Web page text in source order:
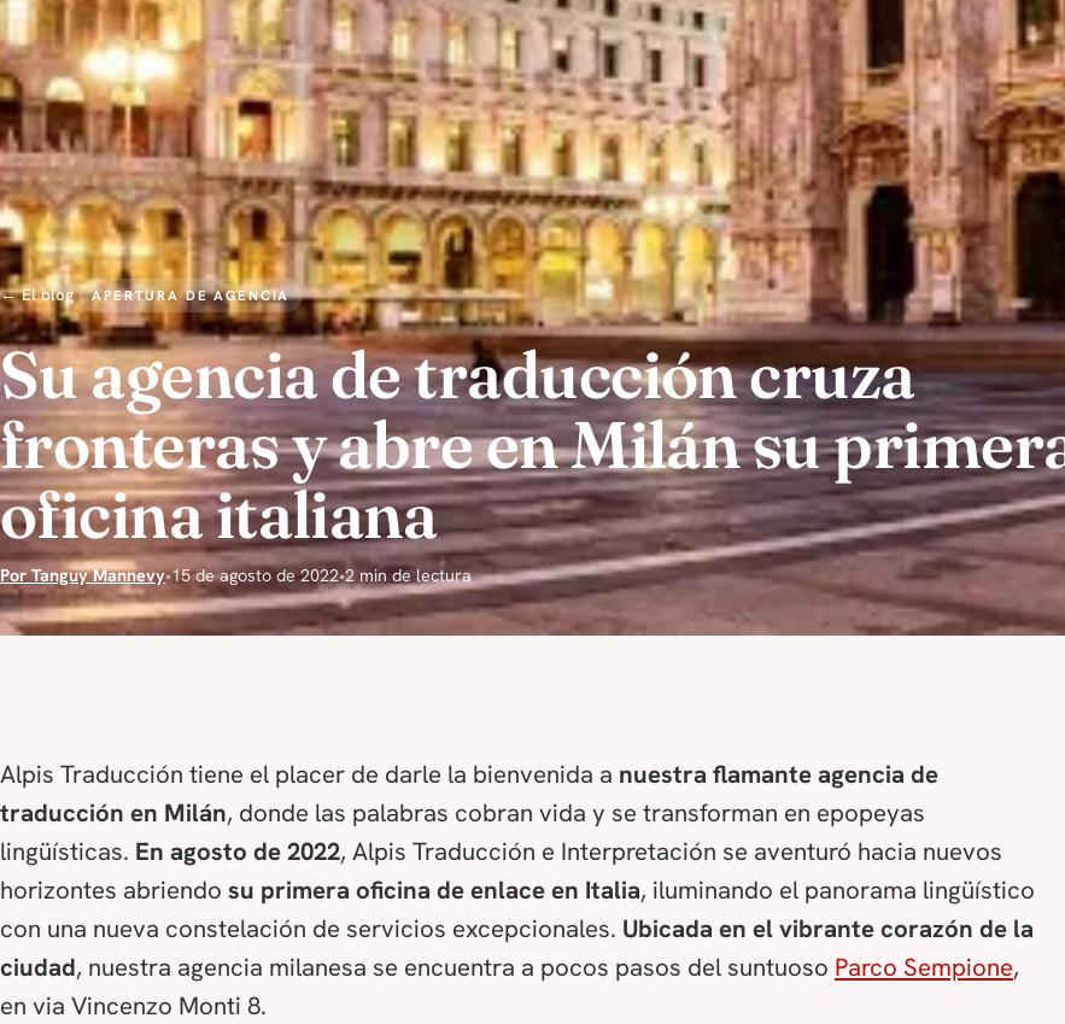
← El blog APERTURA DE AGENCIA
Su agencia de traducción cruza
fronteras y abre en Milán su
oficina italiana
Por Tanguy Mannevy•15 de agosto de 2022•2 min de lectura
Alpis Traducción tiene el placer de darle la bienvenida a nuestra flamante agencia de
traducción en Milán, donde las palabras cobran vida y se transforman en epopeyas
lingüísticas. En agosto de 2022, Alpis Traducción e Interpretación se aventuró hacia nuevos
horizontes abriendo su primera oficina de enlace en Italia, iluminando el panorama lingüístico
con una nueva constelación de servicios excepcionales. Ubicada en el vibrante corazón de la
ciudad, nuestra agencia milanesa se encuentra a pocos pasos del suntuoso Parco Sempione,
en via Vincenzo Monti 8.